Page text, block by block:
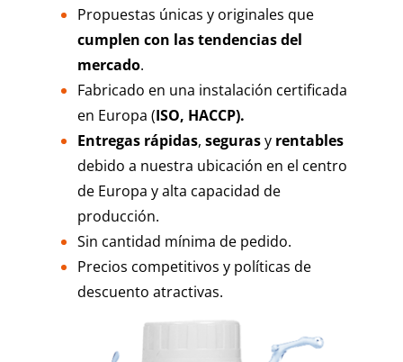
Propuestas únicas y originales que
cumplen con las tendencias del
mercado.
Fabricado en una instalación certificada
en Europa (ISO, HACCP).
Entregas rápidas, segurasy rentables
debido a nuestra ubicación en el centro
de Europa y alta capacidad de
producción.
Sin cantidad mínima de pedido.
Precios competitivos y políticas de
descuento atractivas.